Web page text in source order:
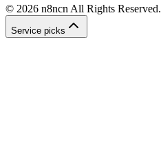
© 2026 n8ncn All Rights Reserved.
Service picks